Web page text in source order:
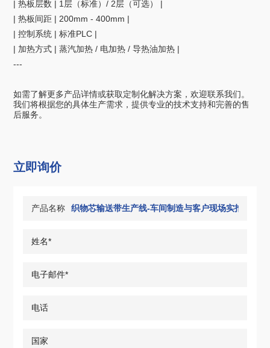
| 热板层数 | 1层（标准）/ 2层（可选） |
| 热板间距 | 200mm - 400mm |
| 控制系统 | 标准PLC |
| 加热方式 | 蒸汽加热 / 电加热 / 导热油加热 |
---
如需了解更多产品详情或获取定制化解决方案，欢迎联系我们。
我们将根据您的具体生产需求，提供专业的技术支持和完善的售
后服务。
立即询价
产品名称